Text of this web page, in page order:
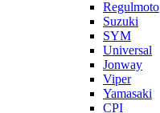
Regulmoto
Suzuki
SYM
Universal
Jonway
Viper
Yamasaki
CPI